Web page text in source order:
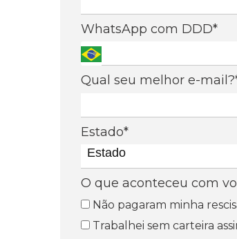
WhatsApp com DDD*
Qual seu melhor e-
Estado*
Estado
O que aconteceu com
Não pagaram minha
Trabalhei sem carteira